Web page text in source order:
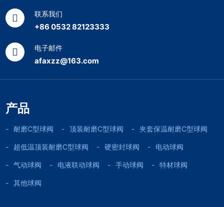
联系我们
+86 0532 82123333
电子邮件
afaxzz@163.com
产品
耐磨C型球阀 顶装耐磨C型球阀 夹套保温耐磨C型球阀
超低温顶装耐磨C型球阀 硬密封球阀 电动球阀
气动球阀 电液联动球阀 手动球阀 特材球阀
其他球阀